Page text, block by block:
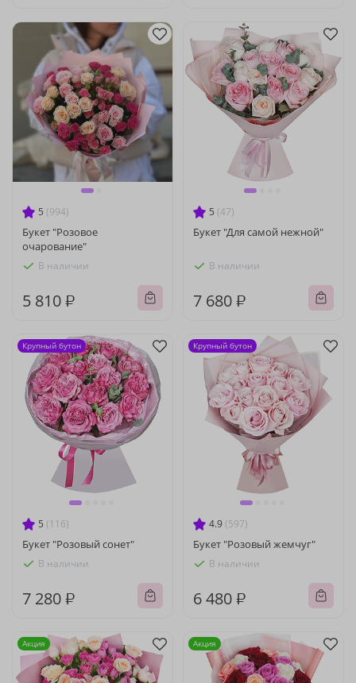
5 (994)
Букет "Розовое
очарование"
В наличии
5 810 ₽
5 (47)
Букет "Для самой нежной"
В наличии
7 680 ₽
5 (116)
Букет "Розовый сонет"
В наличии
7 280 ₽
Крупный бутон
4.9 (597)
Букет "Розовый жемчуг"
В наличии
6 480 ₽
Крупный бутон
Акция Акция